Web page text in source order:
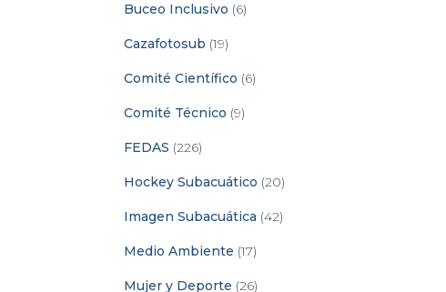
Buceo Inclusivo (6)
Cazafotosub (19)
Comité Científico (6)
Comité Técnico (9)
FEDAS (226)
Hockey Subacuático (20)
Imagen Subacuática (42)
Medio Ambiente (17)
Mujer y Deporte (26)